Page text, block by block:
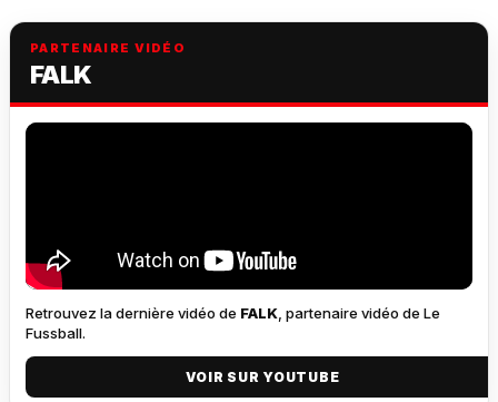
PARTENAIRE VIDÉO
FALK
Retrouvez la dernière vidéo de FALK, partenaire vidéo de Le
Fussball.
VOIR SUR YOUTUBE